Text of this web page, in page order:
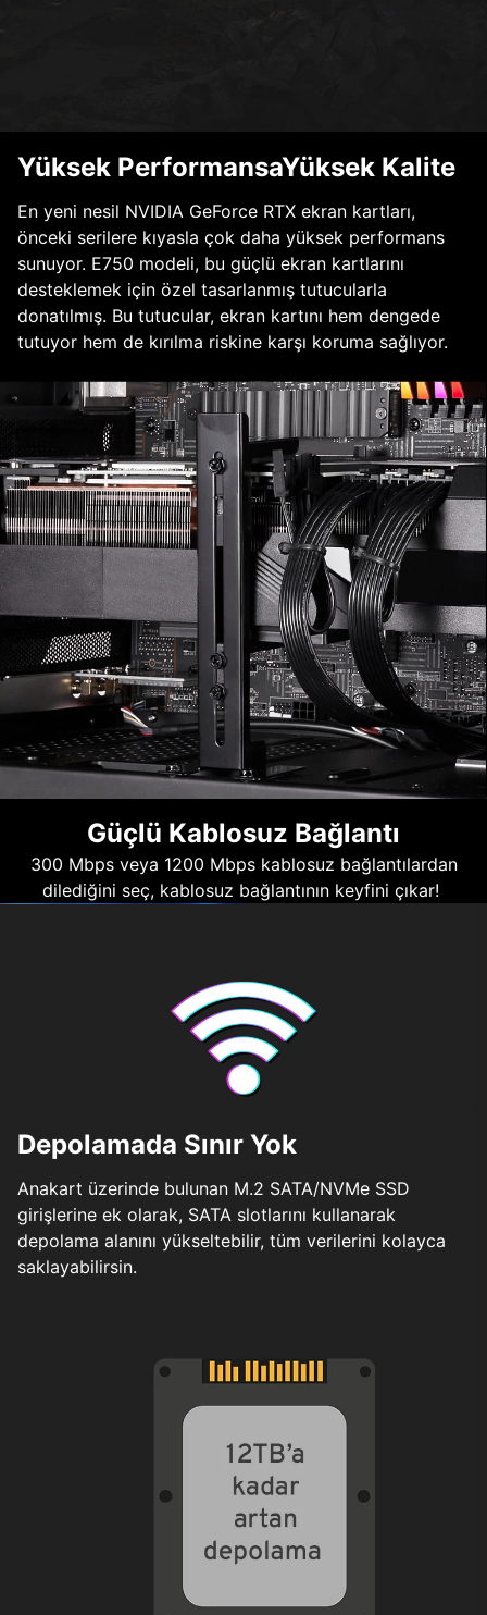
Yüksek PerformansaYüksek Kalite
En yeni nesil NVIDIA GeForce RTX ekran kartları,
önceki serilere kıyasla çok daha yüksek performans
sunuyor. E750 modeli, bu güçlü ekran kartlarını
desteklemek için özel tasarlanmış tutucularla
donatılmış. Bu tutucular, ekran kartını hem dengede
tutuyor hem de kırılma riskine karşı koruma sağlıyor.
Güçlü Kablosuz Bağlantı
300 Mbps veya 1200 Mbps kablosuz bağlantılardan
dilediğini seç, kablosuz bağlantının keyfini çıkar!
Depolamada Sınır Yok
Anakart üzerinde bulunan M.2 SATA/NVMe SSD
girişlerine ek olarak, SATA slotlarını kullanarak
depolama alanını yükseltebilir, tüm verilerini kolayca
saklayabilirsin.